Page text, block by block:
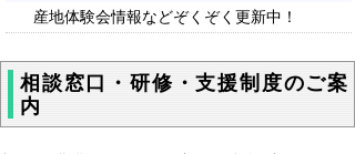
産地体験会情報などぞくぞく更新中！
相談窓口・研修・支援制度のご案
内